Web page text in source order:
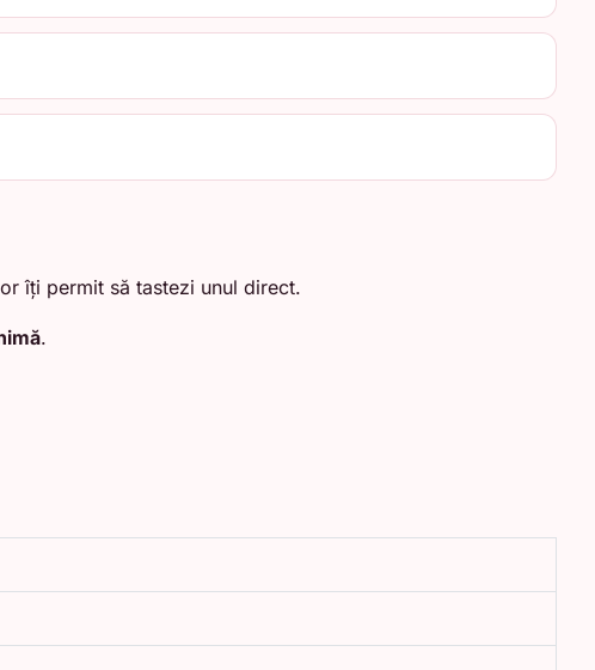
îți permit să tastezi unul direct.
.